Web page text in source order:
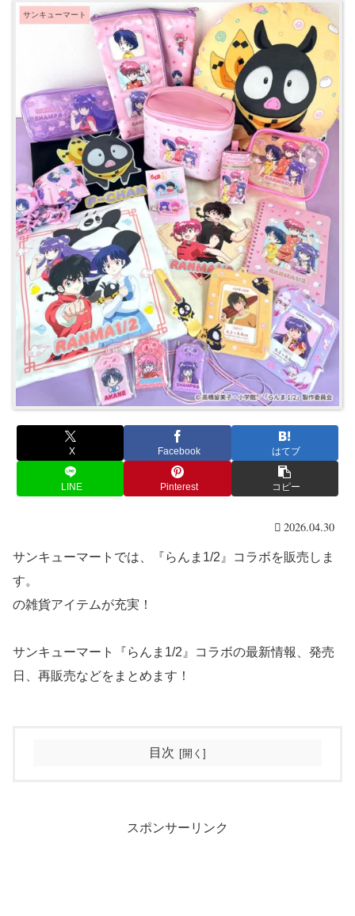
サンキューマート
X Facebook はてブ
LINE Pinterest コピー
2026.04.30
サンキューマートでは、『らんま1/2』コラボを販売しま
す。
の雑貨アイテムが充実！
サンキューマート『らんま1/2』コラボの最新情報、発売
日、再販売などをまとめます！
目次
スポンサーリンク